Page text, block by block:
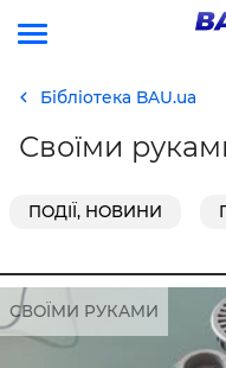
Бібліотека BAU.ua
Своїми
ПОДІЇ, НОВИНИ
СВОЇМИ РУКАМИ